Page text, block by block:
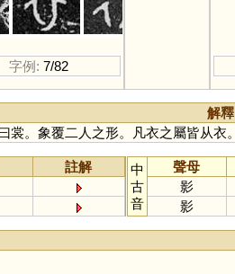
字例: 7/82
解釋
裳。象覆二人之形。凡衣之屬皆从衣。
註解
中
古
音
聲母
影
影